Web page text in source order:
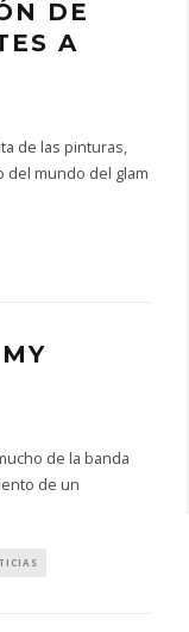
DE
A
de las pinturas,
del mundo del glam
de la banda
de un
G PRESENTA
DE SU ÁLBUM
2026